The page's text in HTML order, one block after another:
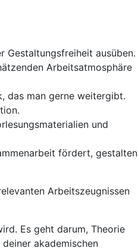
Gestaltungsfreiheit ausüben.
Arbeitsatmosphäre
das man gerne weitergibt.
und
fördert, gestalten
Arbeitszeugnissen
Es geht darum, Theorie
akademischen